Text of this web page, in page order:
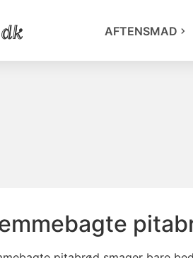
AFTENSMAD